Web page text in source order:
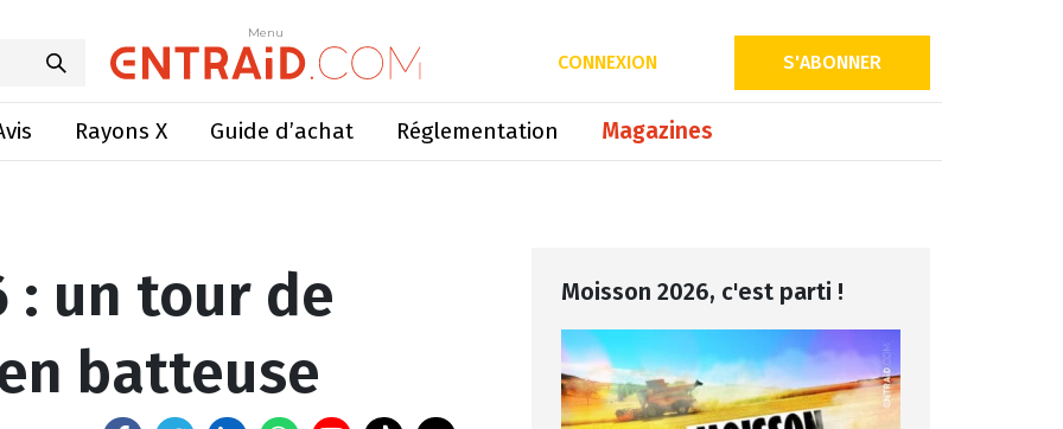
Menu
CONNEXION S'ABONNER
Rayons X Guide d’achat Réglementation Magazines
Menu
tour de triste plaine en batteuse
: un tour de
batteuse
Moisson 2026, c'est parti !